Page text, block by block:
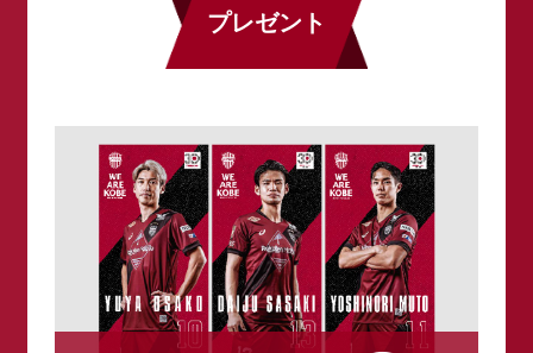
プレゼント